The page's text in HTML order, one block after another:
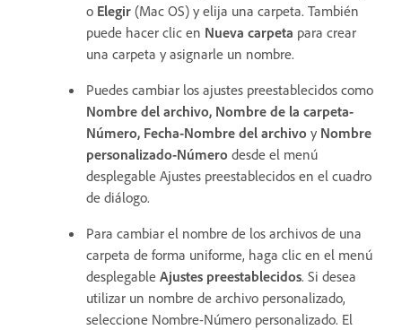
o Elegir (Mac OS) y elija una carpeta. También
puede hacer clic en Nueva carpeta para crear
una carpeta y asignarle un nombre.
Puedes cambiar los ajustes preestablecidos como
Nombre del archivo, Nombre de la carpeta-
Número, Fecha-Nombre del archivo y Nombre
personalizado-Número desde el menú
desplegable Ajustes preestablecidos en el cuadro
de diálogo.
Para cambiar el nombre de los archivos de una
carpeta de forma uniforme, haga clic en el menú
desplegable Ajustes preestablecidos. Si desea
utilizar un nombre de archivo personalizado,
seleccione Nombre-Número personalizado. El